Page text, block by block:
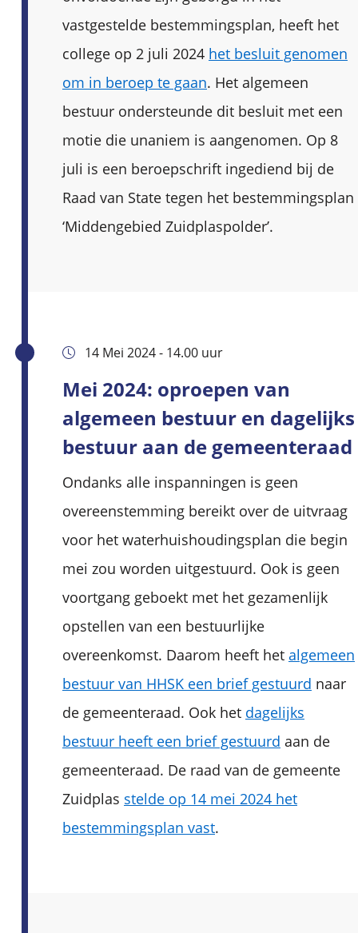
vastgestelde bestemmingsplan, heeft het
college op 2 juli 2024 het besluit genomen
om in beroep te gaan. Het algemeen
bestuur ondersteunde dit besluit met een
motie die unaniem is aangenomen. Op 8
juli is een beroepschrift ingediend bij de
Raad van State tegen het bestemmingsplan
‘Middengebied Zuidplaspolder’.
14 Mei 2024 - 14.00 uur
Mei 2024: oproepen van
algemeen bestuur en dagelijks
bestuur aan de gemeenteraad
Ondanks alle inspanningen is geen
overeenstemming bereikt over de uitvraag
voor het waterhuishoudingsplan die begin
mei zou worden uitgestuurd. Ook is geen
voortgang geboekt met het gezamenlijk
opstellen van een bestuurlijke
overeenkomst. Daarom heeft het algemeen
bestuur van HHSK een brief gestuurd‌ naar
de gemeenteraad. Ook het dagelijks
bestuur heeft een brief gestuurd‌ aan de
gemeenteraad. De raad van de gemeente
Zuidplas stelde op 14 mei 2024 het
bestemmingsplan vast.